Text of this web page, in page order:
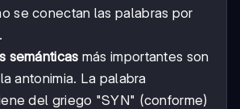
se conectan las palabras por
semánticas más importantes son
antonimia. La palabra
del griego "SYN" (conforme)